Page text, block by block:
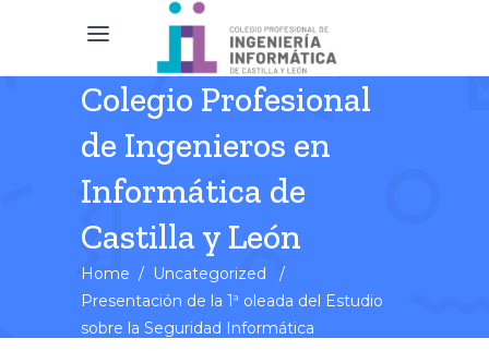
Colegio Profesional
de Ingenieros en
Informática de
Castilla y León
Home / Uncategorized
/
Presentación de la 1ª oleada del Estudio
sobre la Seguridad Informática